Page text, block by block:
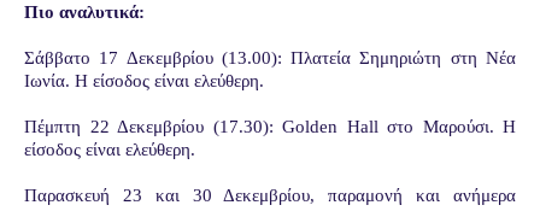
Πιο αναλυτικά:
Σάββατο 17 Δεκεμβρίου (13.00): ΠλατείαΣημηριώτη στη Νέα
Ιωνία. Η είσοδος είναι ελεύθερη.
Πέμπτη 22 Δεκεμβρίου (17.30): Golden Hall στο Μαρούσι. Η
είσοδος είναι ελεύθερη.
Παρασκευή 23 και 30 Δεκεμβρίου, παραμονή και ανήμερα